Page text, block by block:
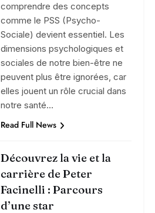
comprendre des concepts
comme le PSS (Psycho-
Sociale) devient essentiel. Les
dimensions psychologiques et
sociales de notre bien-être ne
peuvent plus être ignorées, car
elles jouent un rôle crucial dans
notre santé…
Read Full News
Découvrez la vie et la
carrière de Peter
Facinelli : Parcours
d’une star